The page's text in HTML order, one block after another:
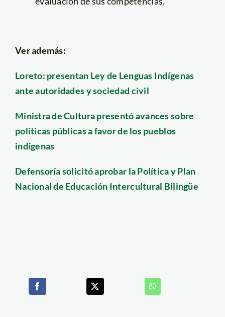
Ver además:
Loreto: presentan Ley de Lenguas Indígenas
ante autoridades y sociedad civil
Ministra de Cultura presentó avances sobre
políticas públicas a favor de los pueblos
indígenas
Defensoría solicitó aprobar la Política y Plan
Nacional de Educación Intercultural Bilingüe